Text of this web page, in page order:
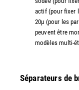
actif (pour fixer
20µ (pour les
peuvent être
modèles multi-
Séparateurs de